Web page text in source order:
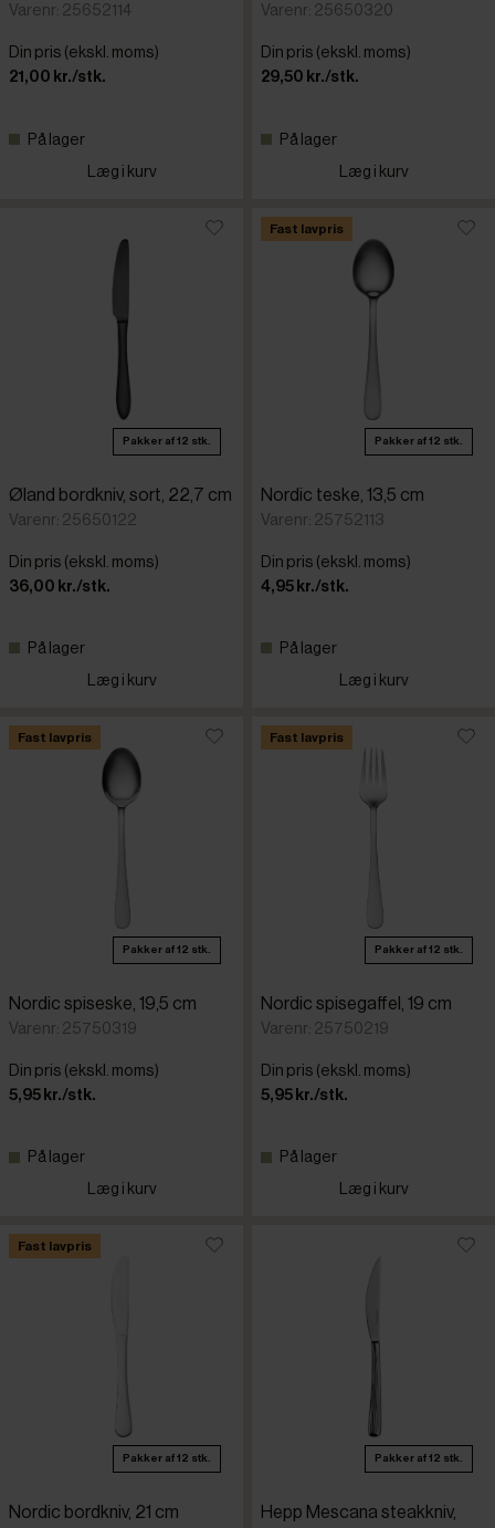
Varenr: 25652114
Din pris (ekskl. moms)
21,00 kr./stk.
På lager
Læg i kurv
Varenr: 25650320
Din pris (ekskl. moms)
29,50 kr./stk.
På lager
Læg i kurv
Pakker af 12 stk.
Øland bordkniv, sort, 22,7 cm
Varenr: 25650122
Din pris (ekskl. moms)
36,00 kr./stk.
På lager
Læg i kurv
Fast lavpris
Pakker af 12 stk.
Nordic teske, 13,5 cm
Varenr: 25752113
Din pris (ekskl. moms)
4,95 kr./stk.
På lager
Læg i kurv
Fast lavpris
Pakker af 12 stk.
Nordic spiseske, 19,5 cm
Varenr: 25750319
Din pris (ekskl. moms)
5,95 kr./stk.
På lager
Læg i kurv
Fast lavpris
Pakker af 12 stk.
Nordic spisegaffel, 19 cm
Varenr: 25750219
Din pris (ekskl. moms)
5,95 kr./stk.
På lager
Læg i kurv
Fast lavpris
Pakker af 12 stk.
Nordic bordkniv, 21 cm
Pakker af 12 stk.
Hepp Mescana steakkniv,